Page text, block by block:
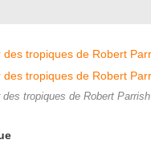
des tropiques de Robert Parrish